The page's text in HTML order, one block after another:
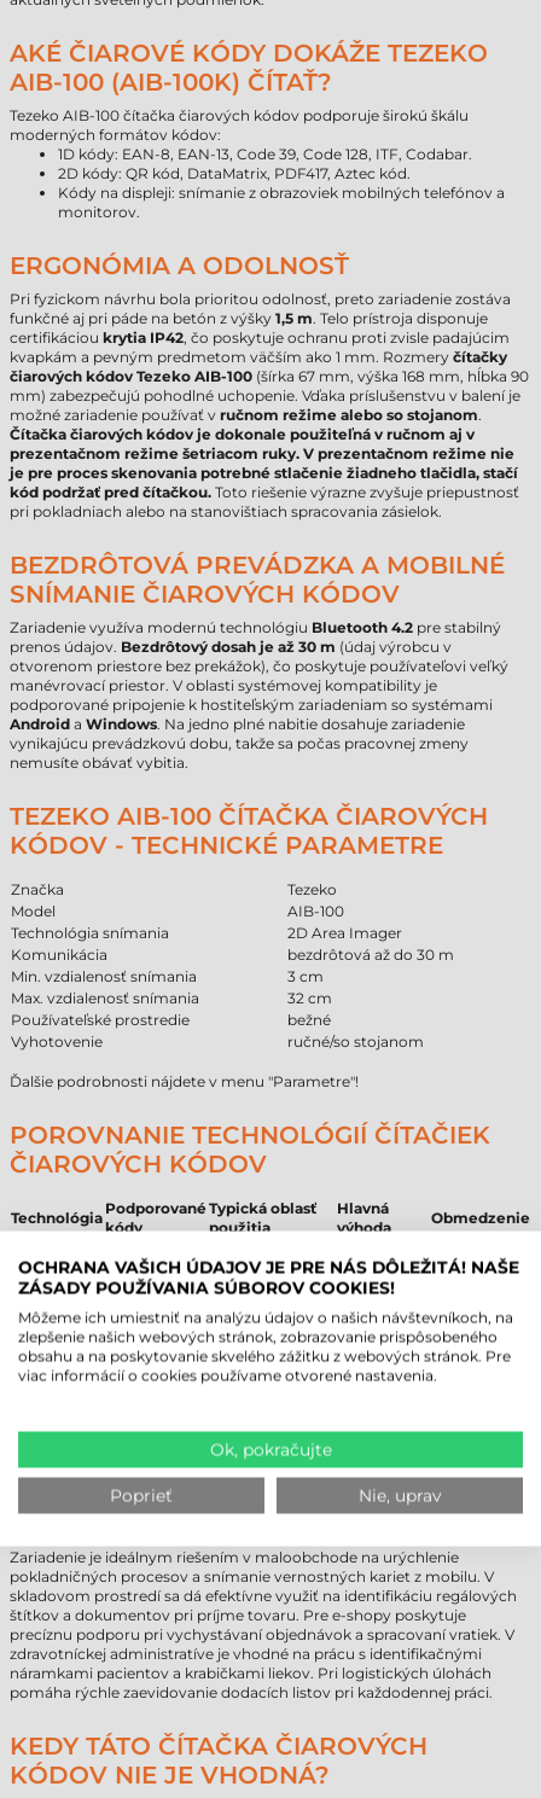
AKÉ ČIAROVÉ KÓDY DOKÁŽE TEZEKO
AIB-100 (AIB-100K) ČÍTAŤ?
Tezeko AIB-100 čítačka čiarových kódov podporuje širokú škálu
moderných formátov kódov:
1D kódy: EAN-8, EAN-13, Code 39, Code 128, ITF, Codabar.
2D kódy: QR kód, DataMatrix, PDF417, Aztec kód.
Kódy na displeji: snímanie z obrazoviek mobilných telefónov a
monitorov.
ERGONÓMIA A ODOLNOSŤ
Pri fyzickom návrhu bola prioritou odolnosť, preto zariadenie zostáva
funkčné aj pri páde na betón z výšky 1,5 m. Telo prístroja disponuje
certifikáciou krytia IP42, čo poskytuje ochranu proti zvisle padajúcim
kvapkám a pevným predmetom väčším ako 1 mm. Rozmery čítačky
čiarových kódov Tezeko AIB-100 (šírka 67 mm, výška 168 mm, hĺbka 90
mm) zabezpečujú pohodlné uchopenie. Vďaka príslušenstvu v balení je
možné zariadenie používať v ručnom režime alebo so stojanom.
Čítačka čiarových kódov je dokonale použiteľná v ručnom aj v
prezentačnom režime šetriacom ruky. V prezentačnom režime nie
je pre proces skenovania potrebné stlačenie žiadneho tlačidla, stačí
kód podržať pred čítačkou. Toto riešenie výrazne zvyšuje priepustnosť
pri pokladniach alebo na stanovištiach spracovania zásielok.
BEZDRÔTOVÁ PREVÁDZKA A MOBILNÉ
SNÍMANIE ČIAROVÝCH KÓDOV
Zariadenie využíva modernú technológiu Bluetooth 4.2 pre stabilný
prenos údajov. Bezdrôtový dosah je až 30 m (údaj výrobcu v
otvorenom priestore bez prekážok), čo poskytuje používateľovi veľký
manévrovací priestor. V oblasti systémovej kompatibility je
podporované pripojenie k hostiteľským zariadeniam so systémami
Android a Windows. Na jedno plné nabitie dosahuje zariadenie
vynikajúcu prevádzkovú dobu, takže sa počas pracovnej zmeny
nemusíte obávať vybitia.
TEZEKO AIB-100 ČÍTAČKA ČIAROVÝCH
KÓDOV - TECHNICKÉ PARAMETRE
Značka
Tezeko
Model
AIB-100
Technológia snímania
2D Area Imager
Komunikácia
bezdrôtová až do 30 m
Min. vzdialenosť snímania
3 cm
Max. vzdialenosť snímania
32 cm
Používateľské prostredie
bežné
Vyhotovenie
ručné/so stojanom
Ďalšie podrobnosti nájdete v menu "Parametre"!
POROVNANIE TECHNOLÓGIÍ ČÍTAČIEK
ČIAROVÝCH KÓDOV
Technológia
Podporované
kódy
Typická oblasť
použitia
Hlavná
výhoda
Obmedzenie
Laserový
skener
1D
Klasický
maloobchod
lineárne
snímanie
Nečíta z
displeja
1D Linear
Imager
1D Sklad, obchod
Žiadne
pohyblivé
časti
Nepodporuje
2D kódy
2D Area
Priemysel,
Číta aj z
Vyššie nároky
Pokladňa v
supermarkete
Číta z
smeru
Vyššia
kategória
TEZEKO AIB-100 - OBLASTI POUŽITIA
Zariadenie je ideálnym riešením v maloobchode na urýchlenie
pokladničných procesov a snímanie vernostných kariet z mobilu. V
skladovom prostredí sa dá efektívne využiť na identifikáciu regálových
štítkov a dokumentov pri príjme tovaru. Pre e-shopy poskytuje
precíznu podporu pri vychystávaní objednávok a spracovaní vratiek. V
zdravotníckej administratíve je vhodné na prácu s identifikačnými
náramkami pacientov a krabičkami liekov. Pri logistických úlohách
pomáha rýchle zaevidovanie dodacích listov pri každodennej práci.
KEDY TÁTO ČÍTAČKA ČIAROVÝCH
KÓDOV NIE JE VHODNÁ?
OCHRANA VAŠICH ÚDAJOV JE PRE NÁS DÔLEŽITÁ! NAŠE
ZÁSADY POUŽÍVANIA SÚBOROV COOKIES!
Môžeme ich umiestniť na analýzu údajov o našich návštevníkoch, na
zlepšenie našich webových stránok, zobrazovanie prispôsobeného
obsahu a na poskytovanie skvelého zážitku z webových stránok. Pre
viac informácií o cookies používame otvorené nastavenia.
Ok, pokračujte
Poprieť Nie, uprav